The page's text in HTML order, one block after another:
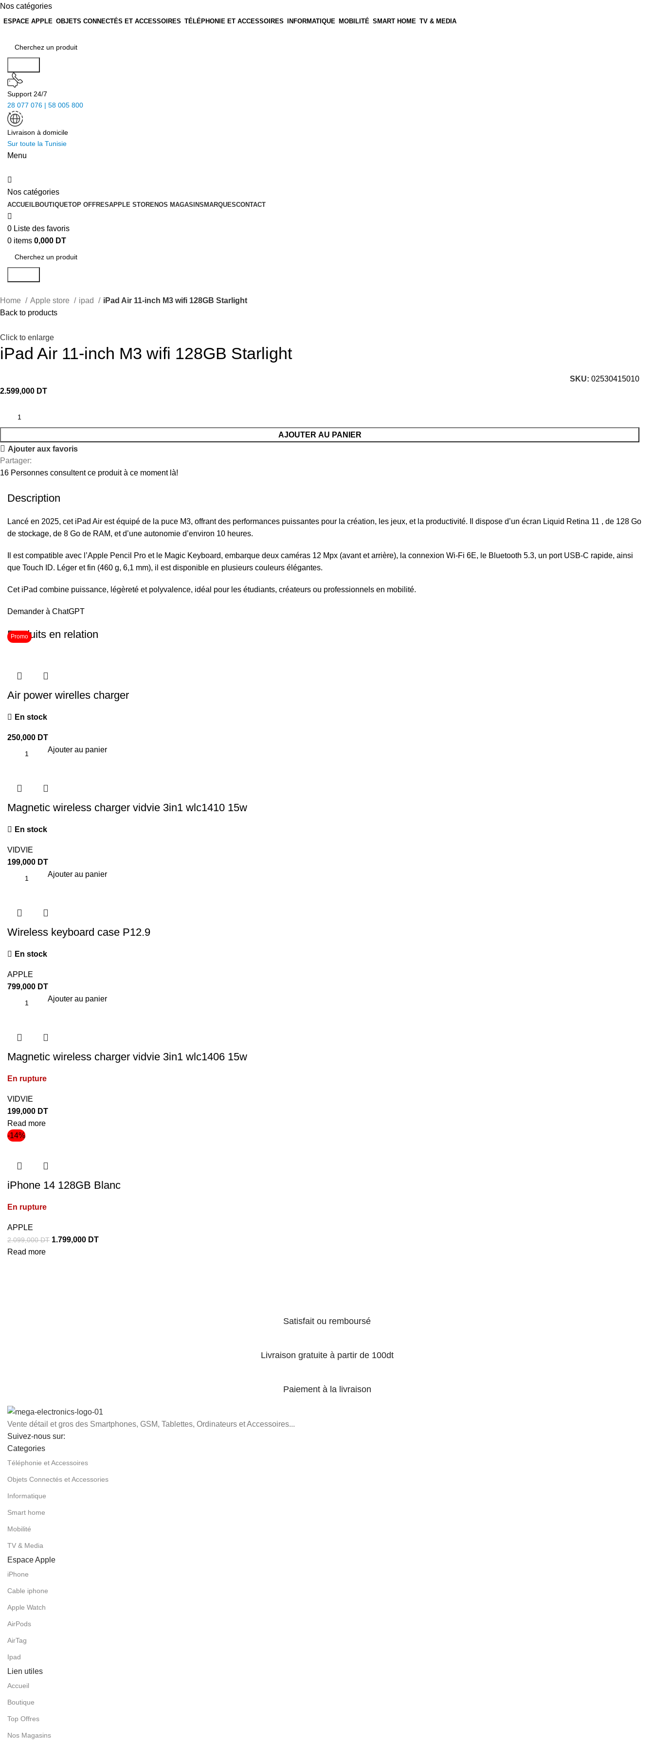
Nos catégories
ESPACE APPLE OBJETS CONNECTÉS ET ACCESSOIRES TÉLÉPHONIE ET ACCESSOIRES INFORMATIQUE MOBILITÉ SMART HOME TV & MEDIA
Support 24/7
28 077 076 | 58 005 800
Livraison à domicile
Sur toute la Tunisie
Menu
Nos catégories
ACCUEILBOUTIQUETOP OFFRESAPPLE STORENOS MAGASINSMARQUESCONTACT
0 Liste des favoris
0 items 0,000 DT
Home Apple store ipad
iPad Air 11-inch M3 wifi 128GB Starlight
Back to products
Click to enlarge
iPad Air 11-inch M3 wifi 128GB Starlight
SKU:02530415010
2.599,000 DT
AJOUTER AU PANIER
Ajouter aux favoris
Partager:
16 Personnes consultent ce produit à ce moment là!
Description
Lancé en 2025, cet iPad Air est équipé de la puce M3, offrant des performances puissantes pour la création, les jeux, et la productivité. Il dispose d’un écran Liquid Retina 11 , de 128 Go
de stockage, de 8 Go de RAM, et d’une autonomie d’environ 10 heures.
Il est compatible avec l’Apple Pencil Pro et le Magic Keyboard, embarque deux caméras 12 Mpx (avant et arrière), la connexion Wi-Fi 6E, le Bluetooth 5.3, un port USB-C rapide, ainsi
que Touch ID. Léger et fin (460 g, 6,1 mm), il est disponible en plusieurs couleurs élégantes.
Cet iPad combine puissance, légèreté et polyvalence, idéal pour les étudiants, créateurs ou professionnels en mobilité.
Demander à ChatGPT
Produits en relation
Air power wirelles charger
En stock
250,000 DT
Ajouter au panier
Magnetic wireless charger vidvie 3in1 wlc1410 15w
En stock
VIDVIE
199,000 DT
Ajouter au panier
Wireless keyboard case P12.9
En stock
APPLE
799,000 DT
Ajouter au panier
Magnetic wireless charger vidvie 3in1 wlc1406 15w
En rupture
VIDVIE
199,000 DT
Read more
-14%
Promo
iPhone 14 128GB Blanc
En rupture
APPLE
2.099,000DT 1.799,000 DT
Read more
Satisfait ou remboursé
Livraison gratuite à partir de 100dt
Paiement à la livraison
Vente détail et gros des Smartphones, GSM, Tablettes, Ordinateurs et Accessoires...
Suivez-nous sur:
Categories
Téléphonie et Accessoires
Objets Connectés et Accessories
Informatique
Smart home
Mobilité
TV & Media
Espace Apple
iPhone
Cable iphone
Apple Watch
AirPods
AirTag
Ipad
Lien utiles
Accueil
Boutique
Top Offres
Nos Magasins